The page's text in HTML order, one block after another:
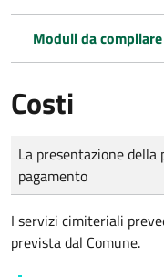
Moduli da
Costi
Tipo di pagamento
Importo
La presentazione
pagamento
I servizi cimiteriali
prevista dal Comune.